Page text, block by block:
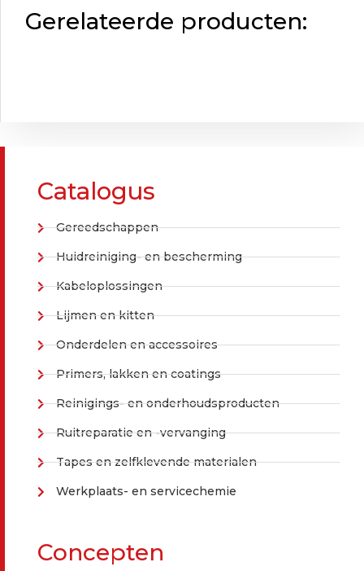
Catalogus
Gereedschappen
Huidreiniging- en bescherming
Kabeloplossingen
Lijmen en kitten
Onderdelen en accessoires
Primers, lakken en coatings
Reinigings- en onderhoudsproducten
Ruitreparatie en -vervanging
Tapes en zelfklevende materialen
Werkplaats- en servicechemie
Concepten
Gerelateerde producten: